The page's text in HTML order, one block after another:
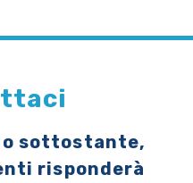
sottostante,
risponderà